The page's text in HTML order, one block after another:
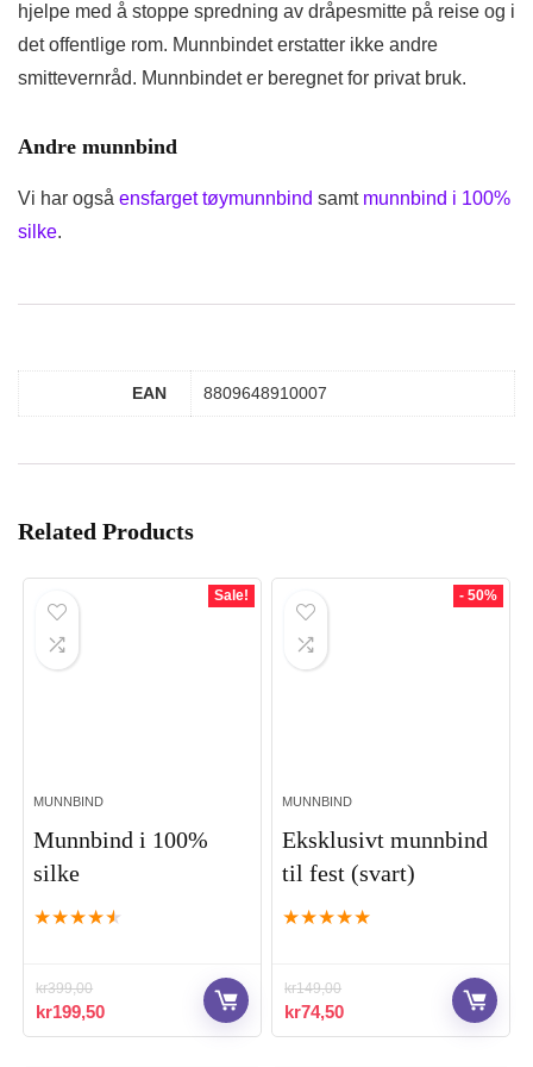
hjelpe med å stoppe spredning av dråpesmitte på reise og i
det offentlige rom. Munnbindet erstatter ikke andre
smittevernråd. Munnbindet er beregnet for privat bruk.
Andre munnbind
Vi har også ensfarget tøymunnbind samt munnbind i 100%
silke.
EAN 8809648910007
Related Products
Sale!
MUNNBIND
Munnbind i 100%
silke
★★★★★
kr399,00
Opprinnelig
pris
kr199,50Nåværende
pris
- 50%
MUNNBIND
Eksklusivt munnbind
til fest (svart)
★★★★★
kr149,00
Opprinnelig
pris
kr74,50Nåværende
pris